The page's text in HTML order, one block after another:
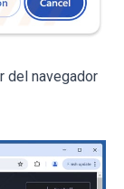
del navegador